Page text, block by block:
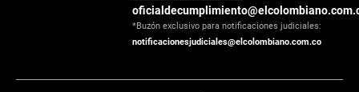
*Buzón exclusivo para notificaciones judiciales:
notificacionesjudiciales@elcolombiano.com.co